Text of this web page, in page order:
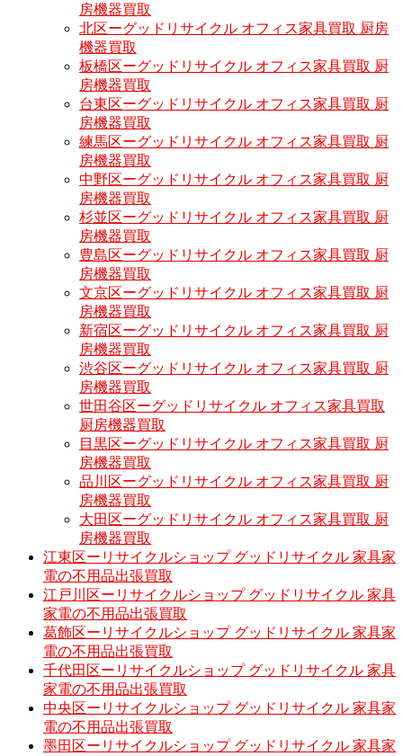
房機器買取
北区ーグッドリサイクル オフィス家具買取 厨房
機器買取
板橋区ーグッドリサイクル オフィス家具買取 厨
房機器買取
台東区ーグッドリサイクル オフィス家具買取 厨
房機器買取
練馬区ーグッドリサイクル オフィス家具買取 厨
房機器買取
中野区ーグッドリサイクル オフィス家具買取 厨
房機器買取
杉並区ーグッドリサイクル オフィス家具買取 厨
房機器買取
豊島区ーグッドリサイクル オフィス家具買取 厨
房機器買取
文京区ーグッドリサイクル オフィス家具買取 厨
房機器買取
新宿区ーグッドリサイクル オフィス家具買取 厨
房機器買取
渋谷区ーグッドリサイクル オフィス家具買取 厨
房機器買取
世田谷区ーグッドリサイクル オフィス家具買取
厨房機器買取
目黒区ーグッドリサイクル オフィス家具買取 厨
房機器買取
品川区ーグッドリサイクル オフィス家具買取 厨
房機器買取
大田区ーグッドリサイクル オフィス家具買取 厨
房機器買取
江東区ーリサイクルショップ グッドリサイクル 家具家
電の不用品出張買取
江戸川区ーリサイクルショップ グッドリサイクル 家具
家電の不用品出張買取
葛飾区ーリサイクルショップ グッドリサイクル 家具家
電の不用品出張買取
千代田区ーリサイクルショップ グッドリサイクル 家具
家電の不用品出張買取
中央区ーリサイクルショップ グッドリサイクル 家具家
電の不用品出張買取
墨田区ーリサイクルショップ グッドリサイクル 家具家